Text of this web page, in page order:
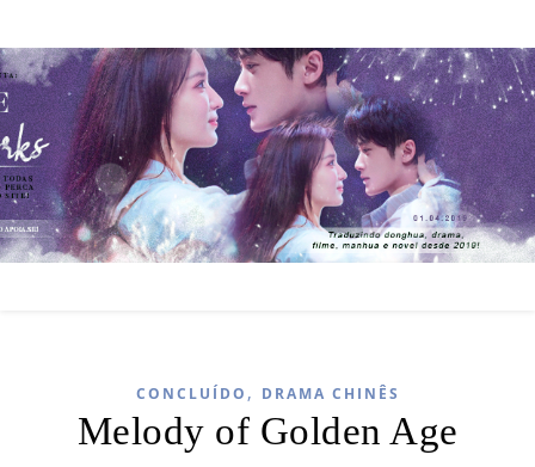
CONCLUÍDO , DRAMA CHINÊS
Melody of Golden Age